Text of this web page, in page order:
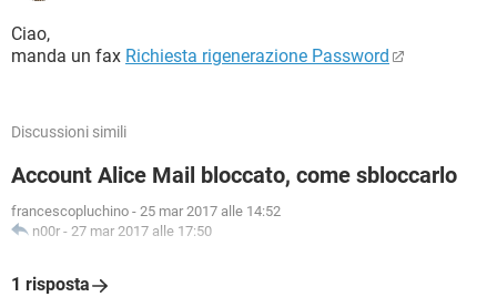
Ciao,
manda un fax Richiesta rigenerazione Password
Discussioni simili
Account Alice Mail bloccato, come sbloccarlo
francescopluchino - 25 mar 2017 alle 14:52
n00r - 27 mar 2017 alle 17:50
1 risposta